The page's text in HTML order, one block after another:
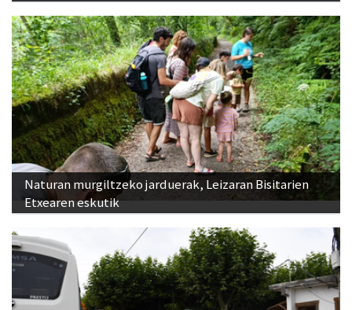
Naturan murgiltzeko jarduerak, Leizaran Bisitarien
Etxearen eskutik